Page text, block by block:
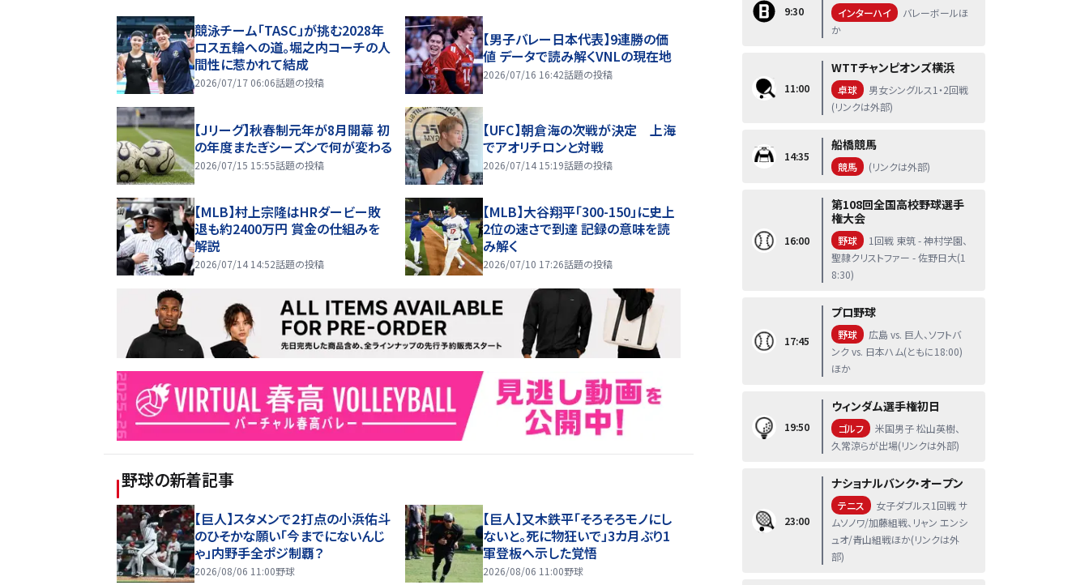
競泳チーム「TASC」が挑む2028年
ロス五輪への道。堀之内コーチの人
間性に惹かれて結成
2026/07/17 06:06話題の投稿
【男子バレー日本代表】9連勝の価
値 データで読み解くVNLの現在地
2026/07/16 16:42話題の投稿
【Jリーグ】秋春制元年が8月開幕 初
の年度またぎシーズンで何が変わる
2026/07/15 15:55話題の投稿
【UFC】朝倉海の次戦が決定 上海
でアオリチロンと対戦
2026/07/14 15:19話題の投稿
【MLB】村上宗隆はHRダービー敗
退も約2400万円 賞金の仕組みを
解説
2026/07/14 14:52話題の投稿
【MLB】大谷翔平「300-150」に史上
2位の速さで到達 記録の意味を読
み解く
2026/07/10 17:26話題の投稿
野球の新着記事
【巨人】スタメンで２打点の小浜佑斗
のひそかな願い「今までにないんじ
ゃ」内野手全ポジ制覇？
2026/08/06 11:00野球
【巨人】又木鉄平「そろそろモノにし
ないと。死に物狂いで」3カ月ぶり1
軍登板へ示した覚悟
2026/08/06 11:00野球
9:30 インターハイ
バレーボールほ
か
11:00
WTTチャンピオンズ横浜
卓球
男女シングルス1・2回戦
(リンクは外部)
14:35
船橋競馬
競馬 (リンクは外部)
16:00
第108回全国高校野球選手
権大会
野球
1回戦 東筑 - 神村学園、
聖隷クリストファー - 佐野日大(1
8:30)
17:45
プロ野球
野球
広島 vs. 巨人、ソフトバ
ンク vs. 日本ハム(ともに18:00)
ほか
19:50
ウィンダム選手権初日
ゴルフ
米国男子 松山英樹、
久常涼らが出場(リンクは外部)
23:00
ナショナルバンク・オープン
テニス
女子ダブルス1回戦 サ
ムソノワ/加藤組戦、リャン エンシ
ュオ/青山組戦ほか(リンクは外
部)